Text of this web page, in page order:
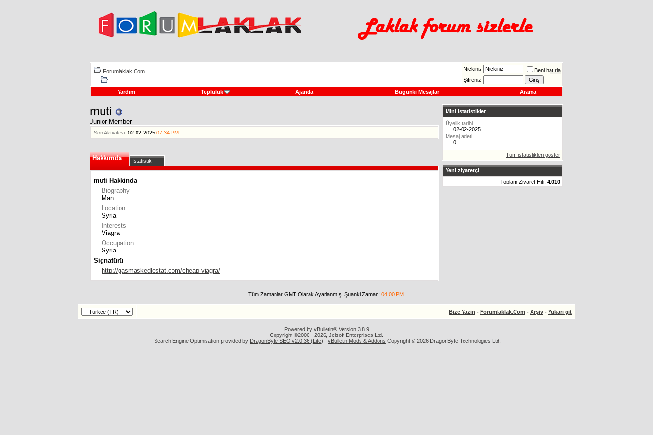
Forumlaklak.Com Nickiniz
Beni hatırla
Şifreniz
Yardım Topluluk Ajanda Bugünki Mesajlar Arama
muti
Junior Member
Son Aktivitesi: 02-02-2025 07:34 PM
Hakkımda İstatistik
muti Hakkinda
Biography
Man
Location
Syria
Interests
Viagra
Occupation
Syria
Signatürü
http://gasmaskedlestat.com/cheap-viagra/
Mini Istatistikler
Üyelik tarihi
02-02-2025
Mesaj adeti
0
Tüm istatistikleri göster
Yeni ziyaretçi
Toplam Ziyaret Hiti: 4.010
Tüm Zamanlar GMT Olarak Ayarlanmış. Şuanki Zaman: 04:00 PM.
Bize Yazin - Forumlaklak.Com - Arşiv - Yukarı git
Powered by vBulletin® Version 3.8.9
Copyright ©2000 - 2026, Jelsoft Enterprises Ltd.
Search Engine Optimisation provided by DragonByte SEO v2.0.36 (Lite) - vBulletin Mods & Addons Copyright © 2026 DragonByte Technologies Ltd.